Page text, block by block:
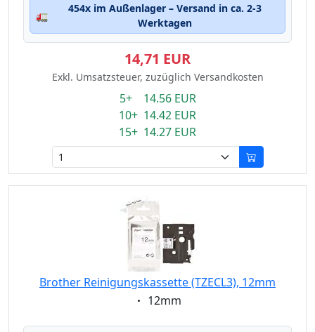
🚛
454x im Außenlager – Versand in ca. 2-3
Werktagen
14,71 EUR
Exkl. Umsatzsteuer, zuzüglich Versandkosten
5+ 14.56 EUR
10+ 14.42 EUR
15+ 14.27 EUR
Brother Reinigungskassette (TZECL3), 12mm
Eigenschaft:
12mm